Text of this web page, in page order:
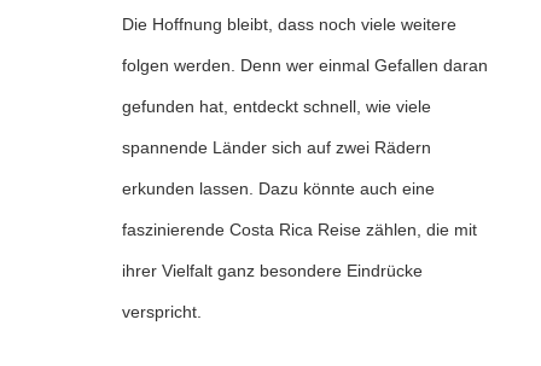
Die Hoffnung bleibt, dass noch viele weitere
folgen werden. Denn wer einmal Gefallen daran
gefunden hat, entdeckt schnell, wie viele
spannende Länder sich auf zwei Rädern
erkunden lassen. Dazu könnte auch eine
faszinierende Costa Rica Reise zählen, die mit
ihrer Vielfalt ganz besondere Eindrücke
verspricht.